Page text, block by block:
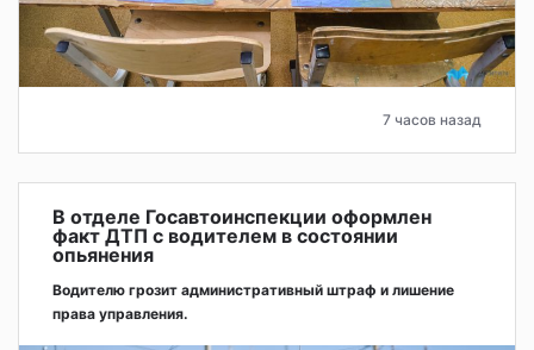
7 часов назад
В отделе Госавтоинспекции оформлен
факт ДТП с водителем в состоянии
опьянения
Водителю грозит административный штраф и лишение
права управления.